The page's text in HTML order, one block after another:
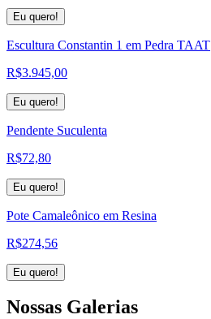
Eu quero!
Escultura Constantin 1 em Pedra TAAT
R$3.945,00
Eu quero!
Pendente Suculenta
R$72,80
Eu quero!
Pote Camaleônico em Resina
R$274,56
Eu quero!
Nossas Galerias